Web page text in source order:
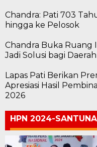
Chandra: Pati 703
hingga ke Pelosok
Chandra Buka Ruang
Jadi Solusi bagi Daerah
Lapas Pati Berikan
Apresiasi Hasil
2026
HPN 2024-